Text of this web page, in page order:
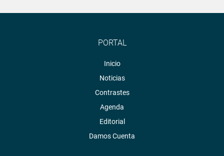
PORTAL
Inicio
Noticias
Contrastes
Agenda
Editorial
Damos Cuenta